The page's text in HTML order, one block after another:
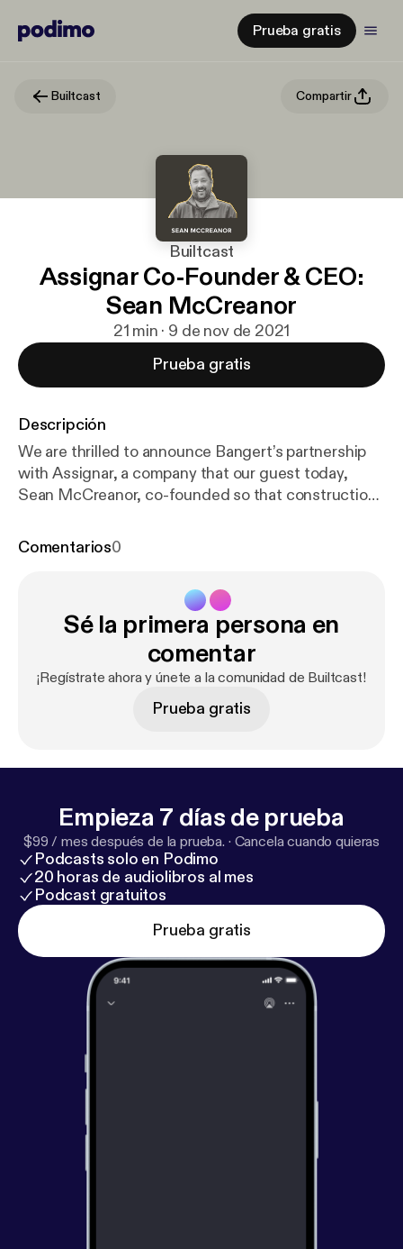
Prueba gratis
Builtcast Compartir
Builtcast
Assignar Co-Founder & CEO:
Sean McCreanor
21 min · 9 de nov de 2021
Prueba gratis
Descripción
We are thrilled to announce Bangert’s partnership
with Assignar, a company that our guest today,
Sean McCreanor, co-founded so that construction
single management solution. Now as CEO, Sean
less on admin. In this Builtcast episode, learn how
Sean went from starting a specialty IT firm, co-
founding a civil and rail sub-contracting business, to
developing Assignar as a real-time, end-to-end
operations platform.
Comentarios0
Sé la primera persona en
comentar
¡Regístrate ahora y únete a la comunidad de Builtcast!
Prueba gratis
Empieza 7 días de prueba
$99 / mes después de la prueba. · Cancela cuando quieras
Podcasts solo en Podimo
20 horas de audiolibros al mes
Podcast gratuitos
Prueba gratis